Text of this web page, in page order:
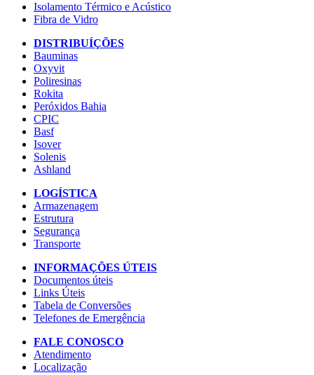
Isolamento Térmico e Acústico
Fibra de Vidro
DISTRIBUÍÇÕES
Bauminas
Oxyvit
Poliresinas
Rokita
Peróxidos Bahia
CPIC
Basf
Isover
Solenis
Ashland
LOGÍSTICA
Armazenagem
Estrutura
Segurança
Transporte
INFORMAÇÕES ÚTEIS
Documentos úteis
Links Úteis
Tabela de Conversões
Telefones de Emergência
FALE CONOSCO
Atendimento
Localização